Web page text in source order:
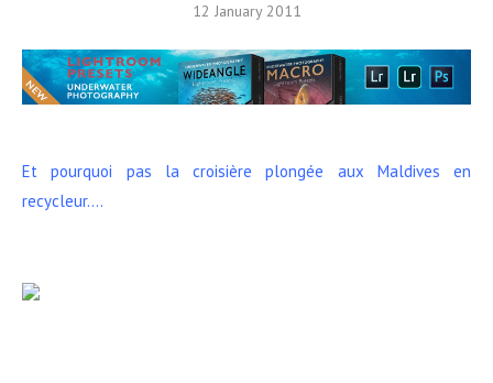
12 January 2011
Et pourquoi pas la croisière plongée aux Maldives en
recycleur….